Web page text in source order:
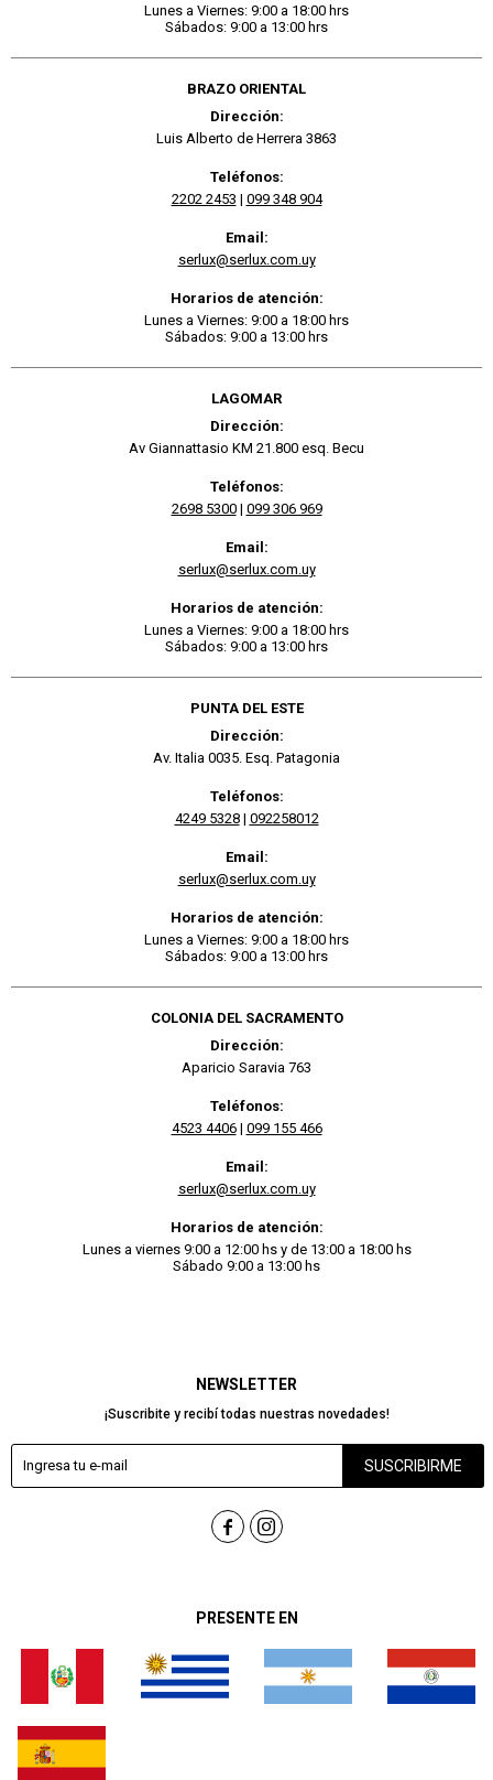
PRESENTE EN
NEWSLETTER
¡Suscribite y recibí todas nuestras novedades!
SUSCRIBIRME
 
Lunes a Viernes: 9:00 a 18:00 hrs
Sábados: 9:00 a 13:00 hrs
BRAZO ORIENTAL
Dirección:
Luis Alberto de Herrera 3863
Teléfonos:
2202 2453 | 099 348 904
Email:
serlux@serlux.com.uy
Horarios de atención:
Lunes a Viernes: 9:00 a 18:00 hrs
Sábados: 9:00 a 13:00 hrs
LAGOMAR
Dirección:
Av Giannattasio KM 21.800 esq. Becu
Teléfonos:
2698 5300| 099 306 969
Email:
serlux@serlux.com.uy
Horarios de atención:
Lunes a Viernes: 9:00 a 18:00 hrs
Sábados: 9:00 a 13:00 hrs
PUNTA DEL ESTE
Dirección:
Av. Italia 0035. Esq. Patagonia
Teléfonos:
4249 5328| 092258012
Email:
serlux@serlux.com.uy
Horarios de atención:
Lunes a Viernes: 9:00 a 18:00 hrs
Sábados: 9:00 a 13:00 hrs
COLONIA DEL SACRAMENTO
Dirección:
Aparicio Saravia 763
Teléfonos:
4523 4406| 099 155 466
Email:
serlux@serlux.com.uy
Horarios de atención:
Lunes a viernes 9:00 a 12:00 hs y de 13:00 a 18:00 hs
Sábado 9:00 a 13:00 hs